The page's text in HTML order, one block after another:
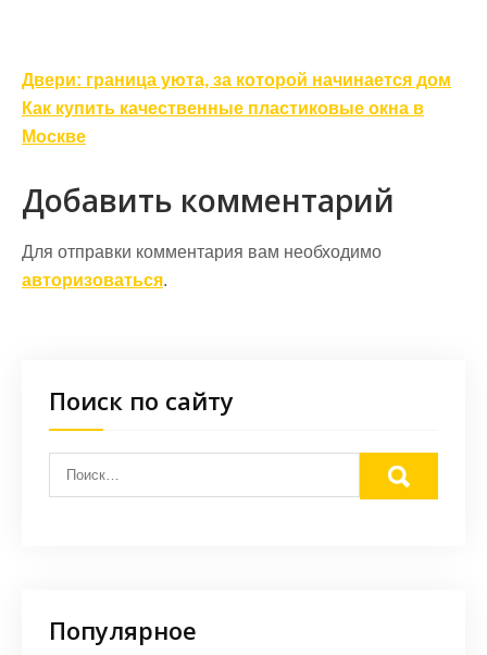
Навигация
по
записям
Двери: граница уюта, за которой начинается дом
Как купить качественные пластиковые окна в
Москве
Добавить комментарий
Для отправки комментария вам необходимо
авторизоваться.
Поиск по сайту
Популярное